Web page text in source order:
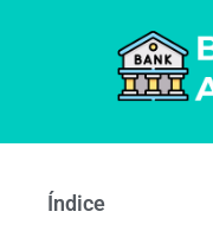
Índice